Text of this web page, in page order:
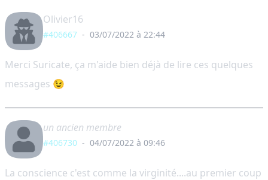
Olivier16
#406667 - 03/07/2022 à 22:44
Merci Suricate, ça m'aide bien déjà de lire ces quelques
messages 😉
un ancien membre
#406730 - 04/07/2022 à 09:46
La conscience c'est comme la virginité....au premier coup